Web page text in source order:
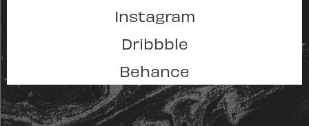
Instagram
Dribbble
Behance